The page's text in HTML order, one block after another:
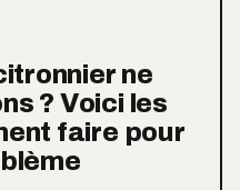
ne
? Voici les
faire pour